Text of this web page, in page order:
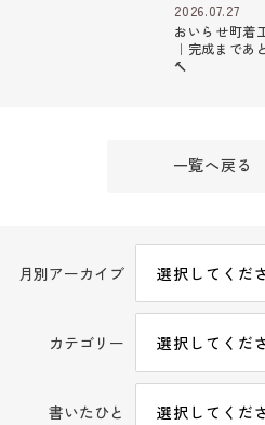
2026.07.27
おいらせ町着
｜完成まであ
🔨
一覧へ戻る
月別アーカイブ
カテゴリー
書いたひと